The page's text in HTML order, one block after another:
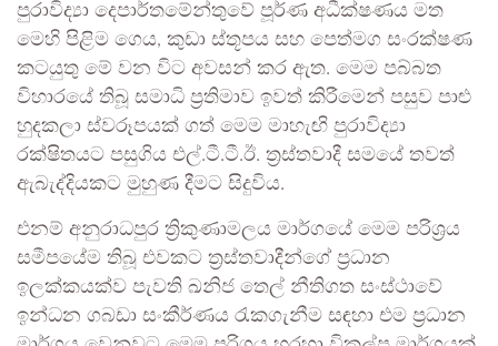
පුරාවිද්‍යා දෙපාර්තමේන්තුවේ පූර්ණ අධීක්ෂණය මත
මෙහි පිළිම ගෙය, කුඩා ස්තූපය සහ පෙත්මග සංරක්ෂණ
කටයුතු මේ වන විට අවසන් කර ඇත. මෙම පබ්බත
විහාරයේ තිබූ සමාධි ප්‍රතිමාව ඉවත් කිරීමෙන් පසුව පාළු
හුදකලා ස්වරූපයක් ගත් මෙම මාහැඟි පුරාවිද්‍යා
රක්ෂිතයට පසුගිය එල්.ටී.ටී.ඊ. ත්‍රස්තවාදී සමයේ තවත්
ඇබැද්දියකට මුහුණ දීමට සිදුවිය.
එනම් අනුරාධපුර ත්‍රිකුණාමලය මාර්ගයේ මෙම පරිශ්‍රය
සමීපයේම තිබූ එවකට ත්‍රස්තවාදීන්ගේ ප්‍රධාන
ඉලක්කයක්ව පැවති ඛනිජ තෙල් නීතිගත සංස්ථාවේ
ඉන්ධන ගබඩා සංකීර්ණය රැකගැනීම සඳහා එම ප්‍රධාන